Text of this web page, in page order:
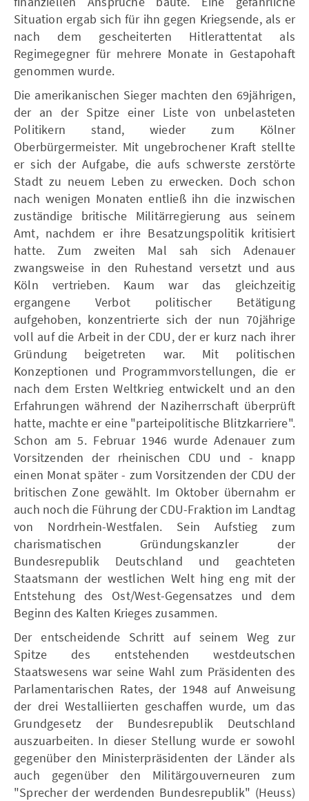
Situation ergab sich für ihn gegen Kriegsende, als er
nach dem gescheiterten Hitlerattentat als
Regimegegner für mehrere Monate in Gestapohaft
genommen wurde.
Die amerikanischen Sieger machten den 69jährigen,
der an der Spitze einer Liste von unbelasteten
Politikern stand, wieder zum Kölner
Oberbürgermeister. Mit ungebrochener Kraft stellte
er sich der Aufgabe, die aufs schwerste zerstörte
Stadt zu neuem Leben zu erwecken. Doch schon
nach wenigen Monaten entließ ihn die inzwischen
zuständige britische Militärregierung aus seinem
Amt, nachdem er ihre Besatzungspolitik kritisiert
hatte. Zum zweiten Mal sah sich Adenauer
zwangsweise in den Ruhestand versetzt und aus
Köln vertrieben. Kaum war das gleichzeitig
ergangene Verbot politischer Betätigung
aufgehoben, konzentrierte sich der nun 70jährige
voll auf die Arbeit in der CDU, der er kurz nach ihrer
Gründung beigetreten war. Mit politischen
Konzeptionen und Programmvorstellungen, die er
nach dem Ersten Weltkrieg entwickelt und an den
Erfahrungen während der Naziherrschaft überprüft
hatte, machte er eine "parteipolitische Blitzkarriere".
Schon am 5. Februar 1946 wurde Adenauer zum
Vorsitzenden der rheinischen CDU und - knapp
einen Monat später - zum Vorsitzenden der CDU der
britischen Zone gewählt. Im Oktober übernahm er
auch noch die Führung der CDU-Fraktion im Landtag
von Nordrhein-Westfalen. Sein Aufstieg zum
charismatischen Gründungskanzler der
Bundesrepublik Deutschland und geachteten
Staatsmann der westlichen Welt hing eng mit der
Entstehung des Ost/West-Gegensatzes und dem
Beginn des Kalten Krieges zusammen.
Der entscheidende Schritt auf seinem Weg zur
Spitze des entstehenden westdeutschen
Staatswesens war seine Wahl zum Präsidenten des
Parlamentarischen Rates, der 1948 auf Anweisung
der drei Westalliierten geschaffen wurde, um das
Grundgesetz der Bundesrepublik Deutschland
auszuarbeiten. In dieser Stellung wurde er sowohl
gegenüber den Ministerpräsidenten der Länder als
auch gegenüber den Militärgouverneuren zum
"Sprecher der werdenden Bundesrepublik" (Heuss)